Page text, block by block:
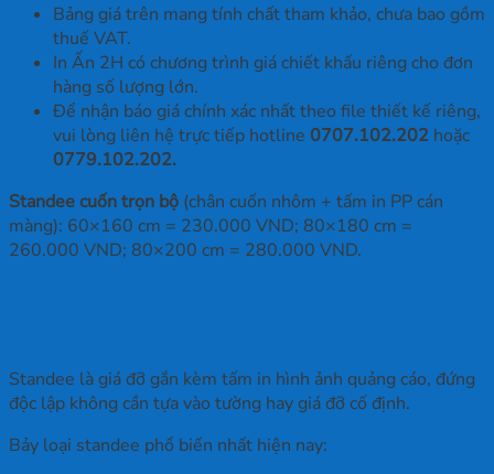
Bảng giá trên mang tính chất tham khảo, chưa bao gồm
thuế VAT.
In Ấn 2H có chương trình giá chiết khấu riêng cho đơn
hàng số lượng lớn.
Để nhận báo giá chính xác nhất theo file thiết kế riêng,
vui lòng liên hệ trực tiếp hotline 0707.102.202 hoặc
0779.102.202.
Standee cuốn trọn bộ (chân cuốn nhôm + tấm in PP cán
màng): 60×160 cm = 230.000 VND; 80×180 cm =
260.000 VND; 80×200 cm = 280.000 VND.
Standee là giá đỡ gắn kèm tấm in hình ảnh quảng cáo, đứng
độc lập không cần tựa vào tường hay giá đỡ cố định.
Bảy loại standee phổ biến nhất hiện nay: